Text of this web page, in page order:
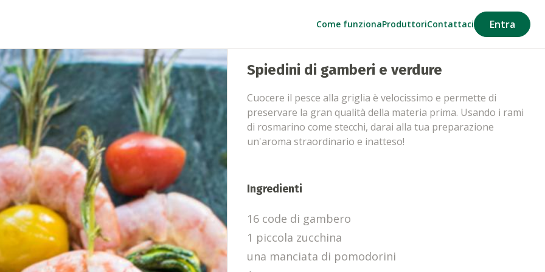
Come funzionaProduttoriContattaci Entra
Spiedini di gamberi e verdure
Cuocere il pesce alla griglia è velocissimo e permette di
preservare la gran qualità della materia prima. Usando i rami
di rosmarino come stecchi, darai alla tua preparazione
un'aroma straordinario e inatteso!
Ingredienti
16 code di gambero
1 piccola zucchina
una manciata di pomodorini